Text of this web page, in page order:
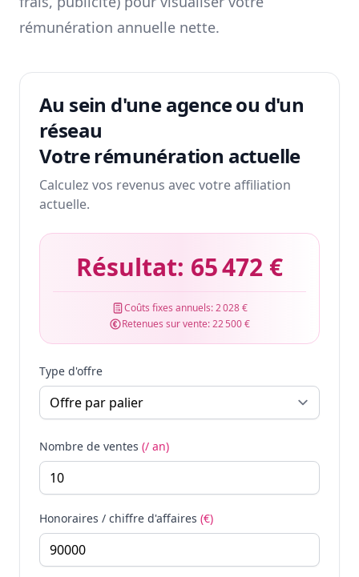
rémunération annuelle nette.
Au sein d'une agence ou d'un
réseau
Votre rémunération actuelle
Calculez vos revenus avec votre affiliation
actuelle.
Résultat: 65 472 €
Coûts fixes annuels:2 028 €
Retenues sur vente:22 500 €
Type d'offre
Nombre de ventes (/ an)
Honoraires / chiffre d'affaires (€)